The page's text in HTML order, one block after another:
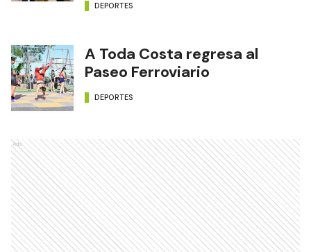
DEPORTES
A Toda Costa regresa al
Paseo Ferroviario
DEPORTES
Ads